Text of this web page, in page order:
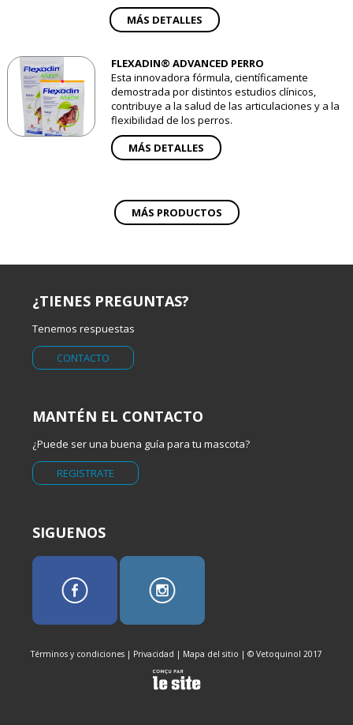
MÁS DETALLES
FLEXADIN® ADVANCED PERRO
Esta innovadora fórmula, científicamente
demostrada por distintos estudios clínicos,
contribuye a la salud de las articulaciones y a la
flexibilidad de los perros.
MÁS DETALLES
MÁS PRODUCTOS
¿TIENES PREGUNTAS?
Tenemos respuestas
CONTACTO
MANTÉN EL CONTACTO
¿Puede ser una buena guía para tu mascota?
REGISTRATE
SIGUENOS
Términos y condiciones | Privacidad | Mapa del sitio | © Vetoquinol 2017